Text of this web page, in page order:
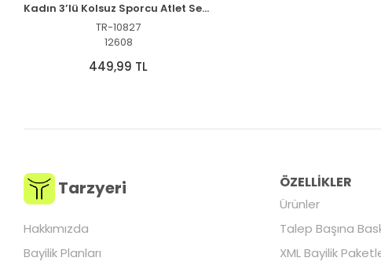
Kadın 3’lü Kolsuz Sporcu Atlet Seti Yazlık Bisiklet Yaka - Siyah, Bordo, Hardal
TR-10827
12608
449,99 TL
Tarzyeri
Hakkımızda
Bayilik Planları
ÖZELLİKLER
Ürünler
Talep Başına
XML Bayilik